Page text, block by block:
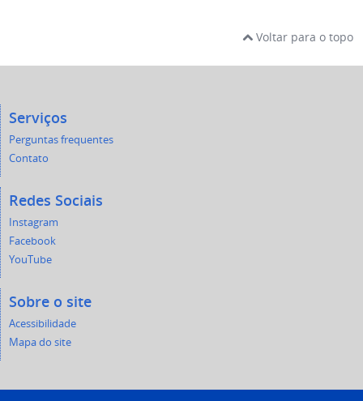
Voltar para o topo
Serviços
Perguntas frequentes
Contato
Redes Sociais
Instagram
Facebook
YouTube
Sobre o site
Acessibilidade
Mapa do site